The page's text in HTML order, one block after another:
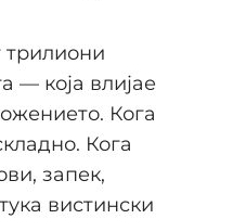
трилиони
— која влијае
Кога
Кога
запек,
вистински